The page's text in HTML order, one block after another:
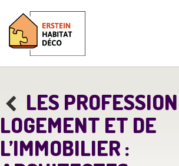
LES
LOGEMENT ET DE
L’IMMOBILIER :